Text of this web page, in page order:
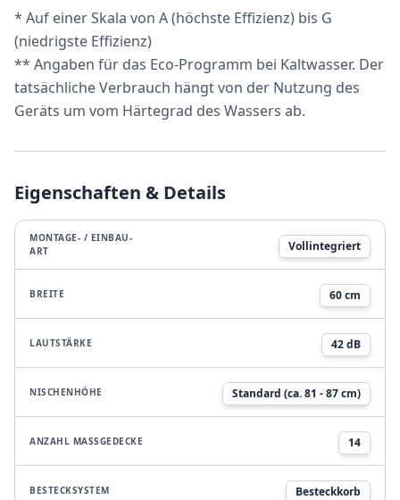
* Auf einer Skala von A (höchste Effizienz) bis G
(niedrigste Effizienz)
** Angaben für das Eco-Programm bei Kaltwasser. Der
tatsächliche Verbrauch hängt von der Nutzung des
Geräts um vom Härtegrad des Wassers ab.
Eigenschaften & Details
MONTAGE- / EINBAU-
ART
Vollintegriert
BREITE 60 cm
LAUTSTÄRKE 42 dB
NISCHENHÖHE Standard (ca. 81 - 87 cm)
ANZAHL MASSGEDECKE 14
BESTECKSYSTEM Besteckkorb